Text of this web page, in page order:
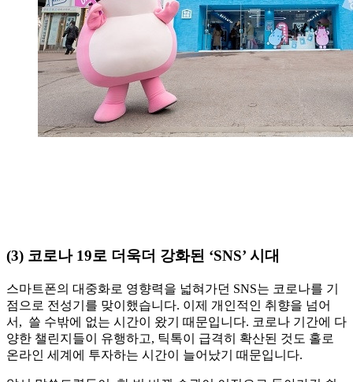
(3) 코로나 19로 더욱더 강화된 ‘SNS’ 시대
스마트폰의 대중화로 영향력을 넓혀가던 SNS는 코로나를 기
점으로 전성기를 맞이했습니다. 이제 개인적인 취향을 넘어
서, 쓸 수밖에 없는 시간이 왔기 때문입니다. 코로나 기간에 다
양한 챌린지들이 유행하고, 틱톡이 급격히 확산된 것도 홀로
온라인 세계에 투자하는 시간이 늘어났기 때문입니다.